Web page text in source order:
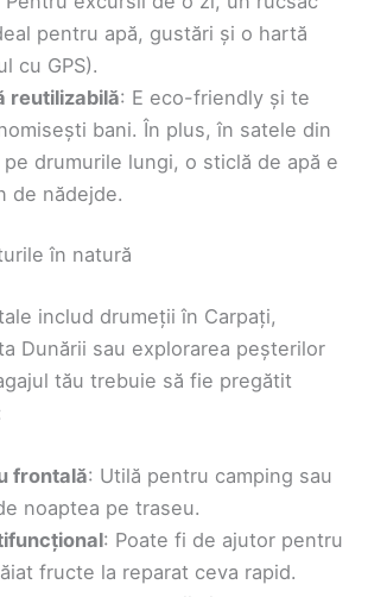
pentru apă, gustări și o hartă
cu GPS).
reutilizabilă: E eco-friendly și te
bani. În plus, în satele din
drumurile lungi, o sticlă de apă e
de nădejde.
în natură
includ drumeții în Carpați,
Dunării sau explorarea peșterilor
tău trebuie să fie pregătit
frontală: Utilă pentru camping sau
noaptea pe traseu.
: Poate fi de ajutor pentru
fructe la reparat ceva rapid.